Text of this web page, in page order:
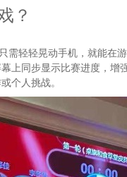
？
需轻轻晃动手机，就能在
上同步显示比赛进度，
个人挑战。